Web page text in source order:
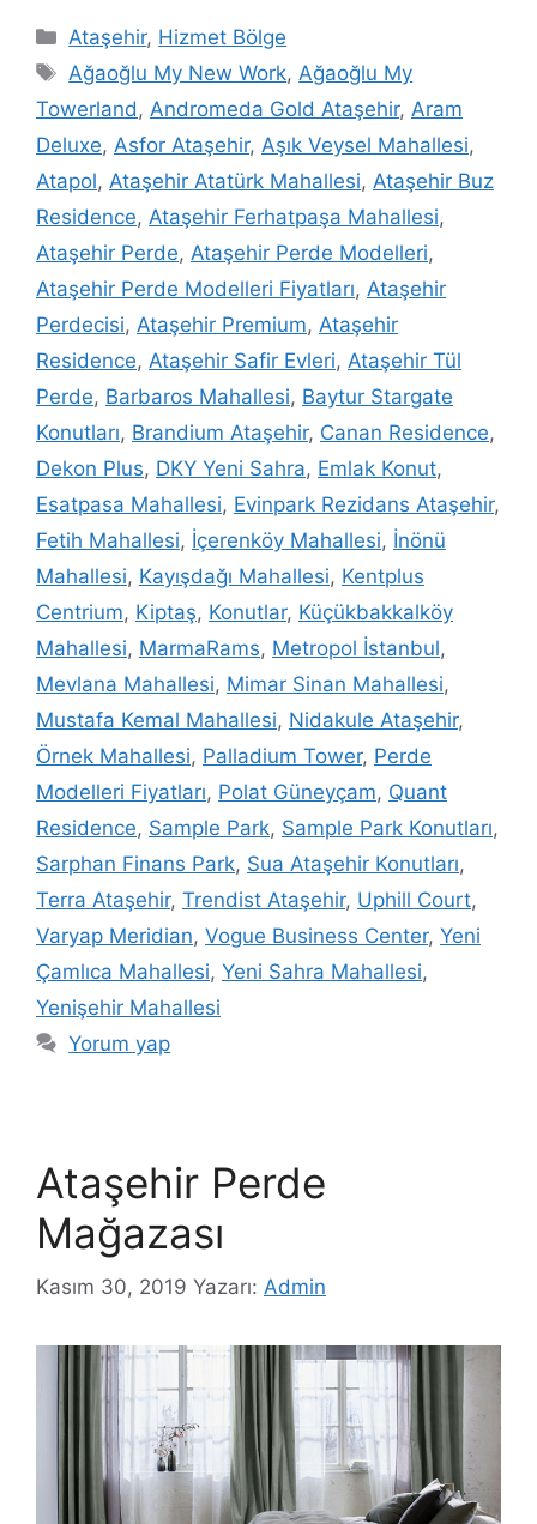
Ataşehir, Hizmet Bölge
Ağaoğlu My New Work,Ağaoğlu My
Towerland, Andromeda Gold Ataşehir, Aram
Deluxe, Asfor Ataşehir, Aşık Veysel Mahallesi,
Atapol, Ataşehir Atatürk Mahallesi, Ataşehir Buz
Residence, Ataşehir Ferhatpaşa Mahallesi,
Ataşehir Perde, Ataşehir Perde Modelleri,
Ataşehir Perde Modelleri Fiyatları, Ataşehir
Perdecisi, Ataşehir Premium, Ataşehir
Residence, Ataşehir Safir Evleri, Ataşehir Tül
Perde, Barbaros Mahallesi, Baytur Stargate
Konutları, Brandium Ataşehir, Canan Residence,
Dekon Plus, DKY Yeni Sahra, Emlak Konut,
Esatpasa Mahallesi, Evinpark Rezidans Ataşehir,
Fetih Mahallesi, İçerenköy Mahallesi, İnönü
Mahallesi, Kayışdağı Mahallesi, Kentplus
Centrium, Kiptaş, Konutlar, Küçükbakkalköy
Mahallesi, MarmaRams, Metropol İstanbul,
Mevlana Mahallesi, Mimar Sinan Mahallesi,
Mustafa Kemal Mahallesi, Nidakule Ataşehir,
Örnek Mahallesi, Palladium Tower, Perde
Modelleri Fiyatları, Polat Güneyçam, Quant
Residence, Sample Park, Sample Park Konutları,
Sarphan Finans Park, Sua Ataşehir Konutları,
Terra Ataşehir, Trendist Ataşehir, Uphill Court,
Varyap Meridian, Vogue Business Center, Yeni
Çamlıca Mahallesi, Yeni Sahra Mahallesi,
Yenişehir Mahallesi
Yorum yap
Ataşehir Perde
Mağazası
Kasım 30, 2019 Yazarı: Admin